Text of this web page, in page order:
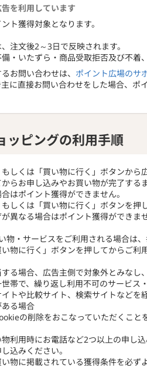
を利用しています
ト獲得対象となります。
注文後2～3日で反映されます。
・いたずら・商品受取拒否及び不着
お問い合わせは、 ポイント広場のサ
主に直接お問い合わせをした場合、ポ
ッピングの利用手順
もしくは「買い物に行く」ボタンから
らお申し込みやお買い物が完了す
はポイント獲得ができません。
もしくは「買い物に行く」ボタンを
異なる場合はポイント獲得ができませ
物・サービスをご利用される場合は
物に行く」ボタンを押してからご利
る場合、広告主側で対象外とみなし
世帯で、繰り返し利用不可のサービ
イトや比較サイト、検索サイトなど
る場合
の削除をおこなっていただくこと
利用時にお電話など2つ以上の申し
込みください。
物に掲載されている獲得条件を必ず